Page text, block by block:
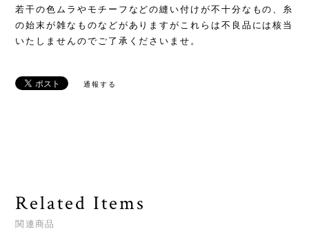
若干の色ムラやモチーフなどの縫い付けが不十分なもの、糸
の始末が雑なものなどがありますがこれらは不良品には核当
いたしませんのでご了承くださいませ。
通報する
Related Items
関連商品